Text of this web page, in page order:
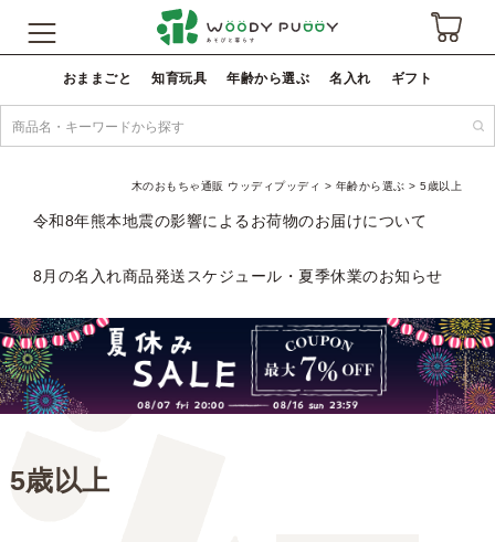
おままごと 知育玩具 年齢から選ぶ 名入れ ギフト
木のおもちゃ通販 ウッディプッディ 年齢から選ぶ 5歳以上
令和8年熊本地震の影響によるお荷物のお届けについて
8月の名入れ商品発送スケジュール・夏季休業のお知らせ
5歳以上